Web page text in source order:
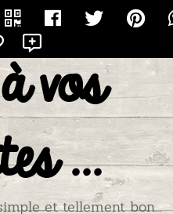
vos
...
et tellement bon...
GAZELLE